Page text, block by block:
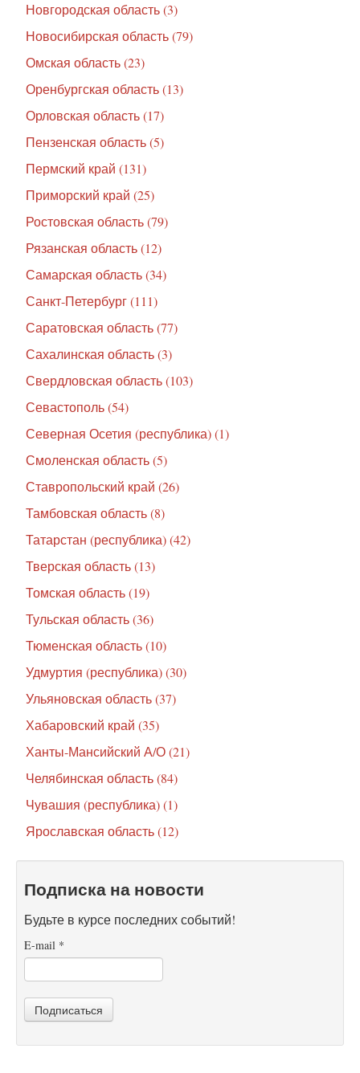
Новгородская область (3)
Новосибирская область (79)
Омская область (23)
Оренбургская область (13)
Орловская область (17)
Пензенская область (5)
Пермский край (131)
Приморский край (25)
Ростовская область (79)
Рязанская область (12)
Самарская область (34)
Санкт-Петербург (111)
Саратовская область (77)
Сахалинская область (3)
Свердловская область (103)
Севастополь (54)
Северная Осетия (республика) (1)
Смоленская область (5)
Ставропольский край (26)
Тамбовская область (8)
Татарстан (республика) (42)
Тверская область (13)
Томская область (19)
Тульская область (36)
Тюменская область (10)
Удмуртия (республика) (30)
Ульяновская область (37)
Хабаровский край (35)
Ханты-Мансийский А/О (21)
Челябинская область (84)
Чувашия (республика) (1)
Ярославская область (12)
Подписка на новости
Будьте в курсе последних событий!
E-mail *
Подписаться